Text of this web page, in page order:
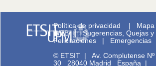
Política de privacidad | Mapa
WEB|Sugerencias, Quejas y
Felicitaciones | Emergencias
© ETSIT |Av. Complutense Nº
30 28040 Madrid España |